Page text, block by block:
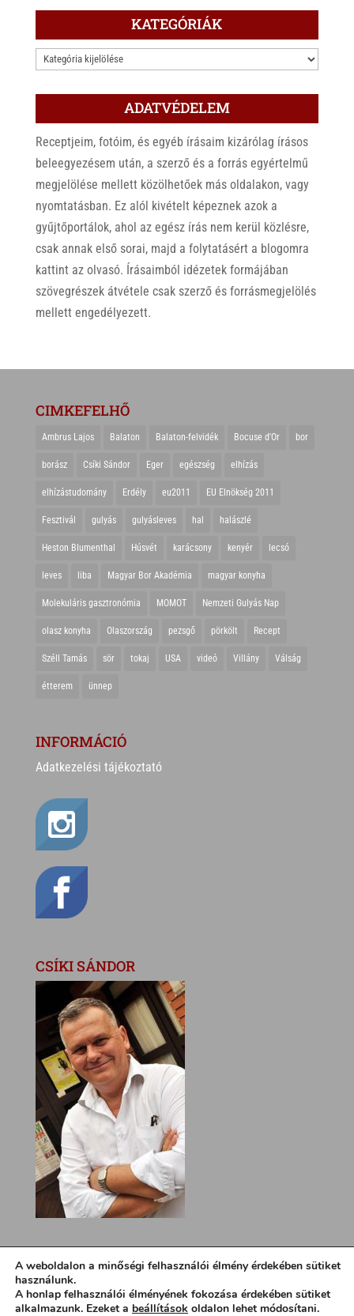
KATEGÓRIÁK
KATEGÓRIÁK
ADATVÉDELEM
Receptjeim, fotóim, és egyéb írásaim kizárólag írásos
beleegyezésem után, a szerző és a forrás egyértelmű
megjelölése mellett közölhetőek más oldalakon, vagy
nyomtatásban. Ez alól kivételt képeznek azok a
gyűjtőportálok, ahol az egész írás nem kerül közlésre,
csak annak első sorai, majd a folytatásért a blogomra
kattint az olvasó. Írásaimból idézetek formájában
szövegrészek átvétele csak szerző és forrásmegjelölés
mellett engedélyezett.
CIMKEFELHŐ
Ambrus Lajos Balaton Balaton-felvidék Bocuse d'Or bor
borász Csíki Sándor Eger egészség elhízás
elhízástudomány Erdély eu2011 EU Elnökség 2011
Fesztivál gulyás gulyásleves hal halászlé
Heston Blumenthal Húsvét karácsony kenyér lecsó
leves liba Magyar Bor Akadémia magyar konyha
Molekuláris gasztronómia MOMOT Nemzeti Gulyás Nap
olasz konyha Olaszország pezsgő pörkölt Recept
Széll Tamás sör tokaj USA videó Villány Válság
étterem ünnep
INFORMÁCIÓ
Adatkezelési tájékoztató
CSÍKI SÁNDOR
A weboldalon a minőségi felhasználói élmény érdekében sütiket
használunk.
A honlap felhasználói élményének fokozása érdekében sütiket
alkalmazunk. Ezeket a beállítások oldalon lehet módosítani.